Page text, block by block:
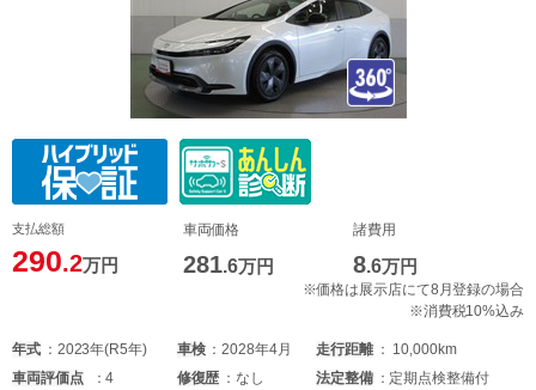
支払総額
290.2万円
車両価格
281.6万円
諸費用
8.6万円
※価格は展示店にて8月登録の場合
※消費税10%込み
年式 2023年(R5年) 車検 2028年4月 走行距離
10,000km
車両評価点 4 修復歴 なし 法定整備 定期点検整備付